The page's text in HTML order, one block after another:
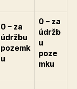
0 – za
údržbu
pozemk
u
0 – za
údržb
u
poze
mku